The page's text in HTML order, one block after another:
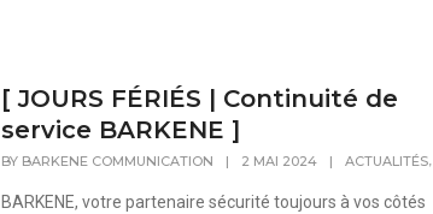
[ JOURS FÉRIÉS | Continuité de
service BARKENE ]
BY BARKENE COMMUNICATION | 2 MAI 2024 | ACTUALITÉS,
BARKENE, votre partenaire sécurité toujours à vos côtés